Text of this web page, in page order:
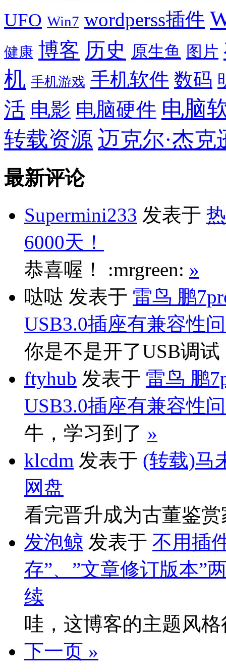
UFO Win7 wordperss插件
健康 博客 历史 原生鱼 图片
机 手机游戏 手机软件 数码
活 电影 电脑硬件 电脑
转载资源 迈克尔·杰克
最新评论
Supermini233 发表于
6000天！
恭喜喔！ :mrgreen: »
哒哒 发表于 雷鸟 鹏
USB3.0插座有兼容性
你是不是开了USB调
ftyhub 发表于 雷鸟 鹏
USB3.0插座有兼容性
牛，学习到了 »
klcdm 发表于 (转载)马
网盘
看完晋升成为古董鉴
发泡鲸 发表于 不用插
存”、”文章修订版本”
续
哇，这博客的主题风
下一页 »